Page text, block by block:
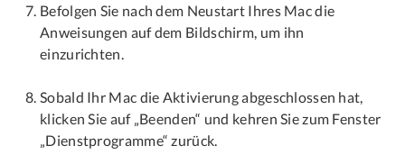
Befolgen Sie nach dem Neustart Ihres Mac die
Anweisungen auf dem Bildschirm, um ihn
einzurichten.
Sobald Ihr Mac die Aktivierung abgeschlossen hat,
klicken Sie auf „Beenden“ und kehren Sie zum Fenster
„Dienstprogramme“ zurück.